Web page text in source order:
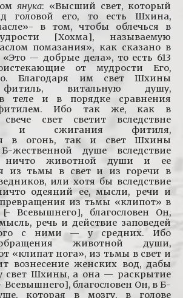
янука: «Высший свет, который
головой его, то есть Шхина,
в том, чтобы облечься в
[Хохма], называемую
помазания», как сказано в
— добрые дела», то есть 613
от мудрости Его,
Благодаря им свет Шхины
фитиль, витальную душу,
теле и в порядке сравнения
Ибо так же, как в
свет светит вследствне
и сжигания фитиля,
в огонь, так и свет Шхины
жественной душе вследствие
ничто животной души и ее
из тьмы в свет и из горечи в
или хотя бы вследствие
одеяний ее, мысли, речи и
из тьмы «клипот» в
Всевышнего], благословен Он,
речь и действие заповедей
с ними — у средних. Ибо
животной души,
«клипат нога», из тьмы в свет и
вознесение женских вод, дабы
свет Шхины, а она — раскрытие
Всевышнего], благословен Он, в Б-
которая в мозгу, в голове